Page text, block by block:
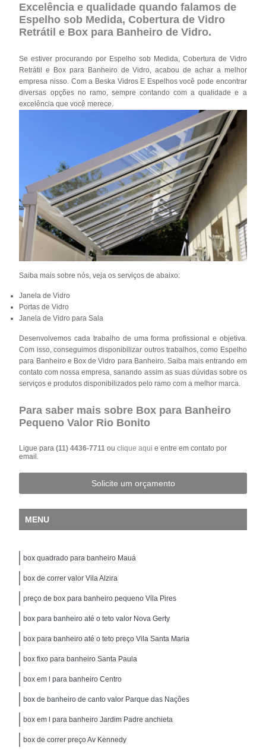
Excelência e qualidade quando falamos de
Espelho sob Medida, Cobertura de Vidro
Retrátil e Box para Banheiro de Vidro.
Se estiver procurando por Espelho sob Medida, Cobertura de Vidro
Retrátil e Box para Banheiro de Vidro, acabou de achar a melhor
empresa nisso. Com a Beska Vidros E Espelhos você pode encontrar
diversas opções no ramo, sempre contando com a qualidade e a
excelência que você merece.
Saiba mais sobre nós, veja os serviços de abaixo:
Janela de Vidro
Portas de Vidro
Janela de Vidro para Sala
Desenvolvemos cada trabalho de uma forma profissional e objetiva.
Com isso, conseguimos disponibilizar outros trabalhos, como Espelho
para Banheiro e Box de Vidro para Banheiro. Saiba mais entrando em
contato com nossa empresa, sanando assim as suas dúvidas sobre os
serviços e produtos disponibilizados pelo ramo com a melhor marca.
Para saber mais sobre Box para Banheiro
Pequeno Valor Rio Bonito
Ligue para(11) 4436-7711ouclique aqui e entre em contato por
email.
Solicite um orçamento
MENU
box quadrado para banheiro Mauá
box de correr valor Vila Alzira
preço de box para banheiro pequeno Vila Pires
box para banheiro até o teto valor Nova Gerty
box para banheiro até o teto preço Vila Santa Maria
box fixo para banheiro Santa Paula
box em l para banheiro Centro
box de banheiro de canto valor Parque das Nações
box em l para banheiro Jardim Padre anchieta
box de correr preço Av Kennedy